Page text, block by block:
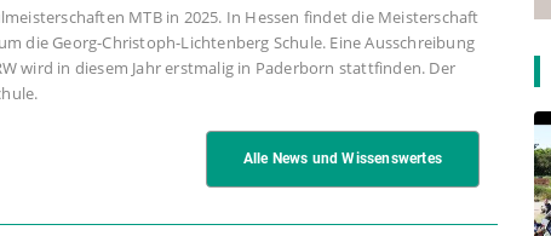
MTB in 2025. In Hessen findet die Meisterschaft
die Georg-Christoph-Lichtenberg Schule. Eine Ausschreibung
wird in diesem Jahr erstmalig in Paderborn stattfinden. Der
Alle News und Wissenswertes